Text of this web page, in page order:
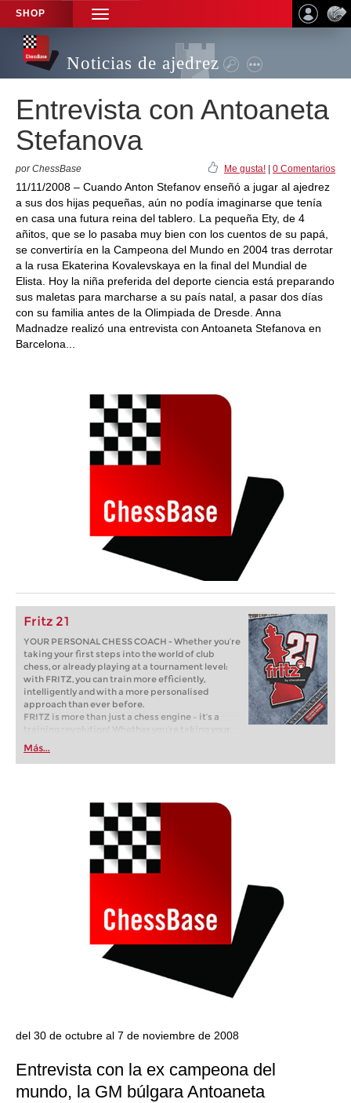
SHOP
TOGGLE
NAVIGATION
Noticias de ajedrez
Entrevista con Antoaneta
Stefanova
por ChessBase Me gusta! 0 Comentarios
11/11/2008 – Cuando Anton Stefanov enseñó a jugar al ajedrez
a sus dos hijas pequeñas, aún no podía imaginarse que tenía
en casa una futura reina del tablero. La pequeña Ety, de 4
añitos, que se lo pasaba muy bien con los cuentos de su papá,
se convertiría en la Campeona del Mundo en 2004 tras derrotar
a la rusa Ekaterina Kovalevskaya en la final del Mundial de
Elista. Hoy la niña preferida del deporte ciencia está preparando
sus maletas para marcharse a su país natal, a pasar dos días
con su familia antes de la Olimpiada de Dresde. Anna
Madnadze realizó una entrevista con Antoaneta Stefanova en
Barcelona...
Fritz 21
YOUR PERSONAL CHESS COACH - Whether you’re
taking your first steps into the world of club
chess, or already playing at a tournament level:
with FRITZ, you can train more efficiently,
intelligently and with a more personalised
approach than ever before.
FRITZ is more than just a chess engine – it’s a
training revolution! Whether you’re taking your
first steps into the world of club chess, or already
playing at a tournament level: with FRITZ, you can
train more efficiently, intelligently and with a
Más...
del 30 de octubre al 7 de noviembre de 2008
Entrevista con la ex campeona del
mundo, la GM búlgara Antoaneta